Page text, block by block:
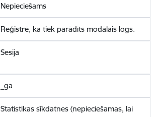
Nepieciešams
Reģistrē, ka tiek parādīts modālais logs.
Sesija
_ga
Statistikas sīkdatnes (nepieciešamas, lai